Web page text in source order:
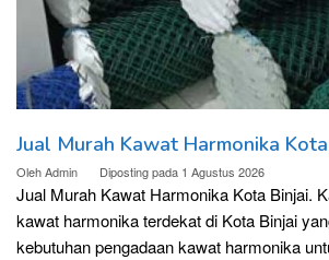
Jual Murah Kawat Harmonika
OlehAdmin Diposting pada 1 Agustus 2026
Jual Murah Kawat Harmonika Kota Binjai.
kawat harmonika terdekat di Kota Binjai
kebutuhan pengadaan kawat harmonika